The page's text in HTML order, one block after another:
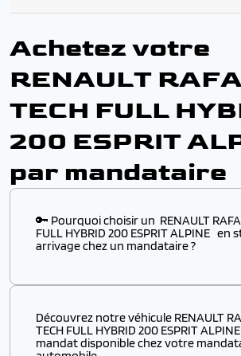
Achetez votre
RENAULT
TECH FULL
200 ESPRIT
par mandataire
🔑 Pourquoi choisir un RENAULT
FULL HYBRID 200 ESPRIT ALPINE en
arrivage chez un mandataire ?
Choisir ce modèleen stockouen
✔️ D’obtenir unmodèle disponible
sans attendre plusieurs mois de délai
Découvrez notre véhicule RENAULT
TECH FULL HYBRID 200 ESPRIT
mandat disponible chez votre